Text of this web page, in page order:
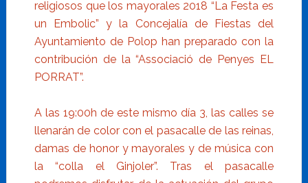
religiosos que los mayorales 2018 “La Festa es
un Embolic” y la Concejalía de Fiestas del
Ayuntamiento de Polop han preparado con la
contribución de la “Associació de Penyes EL
PORRAT”.
A las 19:00h de este mismo día 3, las calles se
llenarán de color con el pasacalle de las reinas,
damas de honor y mayorales y de música con
la “colla el Ginjoler”. Tras el pasacalle